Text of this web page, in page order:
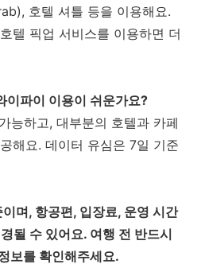
호텔 셔틀 등을 이용해요.
텔 픽업 서비스를 이용하면 더
이파이 이용이 쉬운가요?
능하고, 대부분의 호텔과 카페
해요. 데이터 유심은 7일 기준
며, 항공편, 입장료, 운영 시간
될 수 있어요. 여행 전 반드시
보를 확인해주세요.